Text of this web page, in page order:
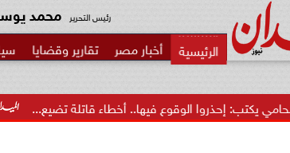
رئيس التحرير محمد
أخبار مصر تقارير وقضايا
دكتورة الوقوع فيها.. أخطاء قاتلة تضيع...